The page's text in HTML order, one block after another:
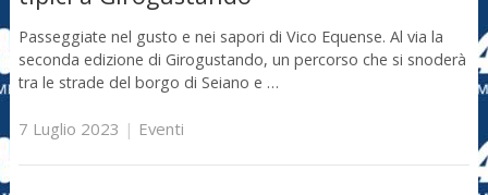
Passeggiate nel gusto e nei sapori di Vico Equense. Al via la
seconda edizione di Girogustando, un percorso che si snoderà
tra le strade del borgo di Seiano e …
7 Luglio 2023 | Eventi